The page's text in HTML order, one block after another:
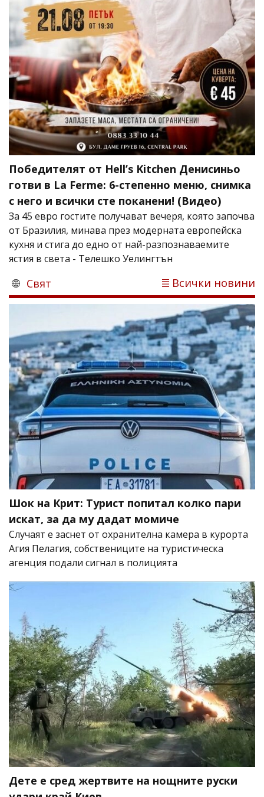
Победителят от Hell’s Kitchen Денисиньо
готви в La Ferme: 6-степенно меню, снимка
с него и всички сте поканени! (Видео)
За 45 евро гостите получават вечеря, която започва
от Бразилия, минава през модерната европейска
кухня и стига до едно от най-разпознаваемите
ястия в света - Телешко Уелингтън
Свят Всички новини
Шок на Крит: Турист попитал колко пари
искат, за да му дадат момиче
Случаят е заснет от охранителна камера в курорта
Агия Пелагия, собствениците на туристическа
агенция подали сигнал в полицията
Дете е сред жертвите на нощните руски